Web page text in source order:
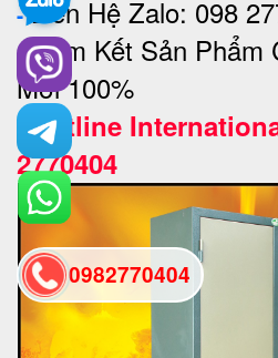
- Liên Hệ Zalo: 098
- Cam Kết Sản Phẩm
Mới 100%
- Hotline
2770404
0982770404